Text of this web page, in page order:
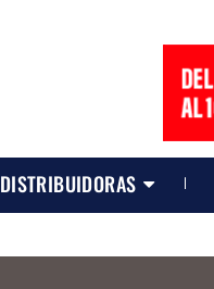
DISTRIBUIDORAS